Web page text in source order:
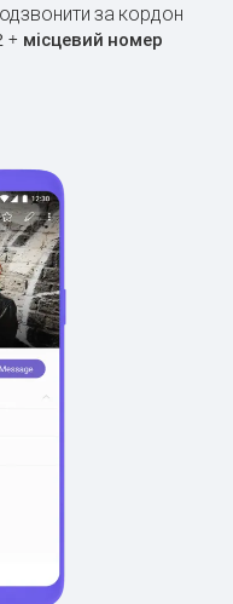
за кордон
+ місцевий номер